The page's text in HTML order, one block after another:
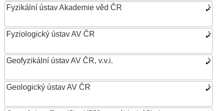
Fyzikální ústav Akademie věd ČR
Fyziologický ústav AV ČR
Geofyzikální ústav AV ČR, v.v.i.
Geologický ústav AV ČR